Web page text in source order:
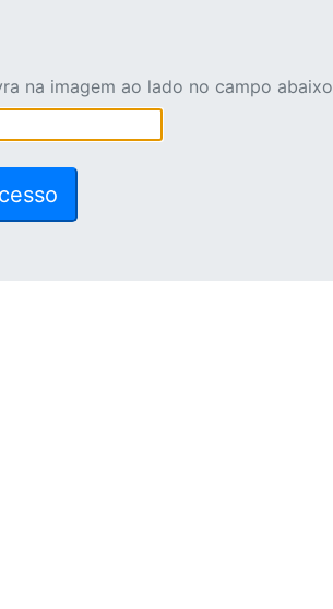
na imagem ao lado no campo abaixo